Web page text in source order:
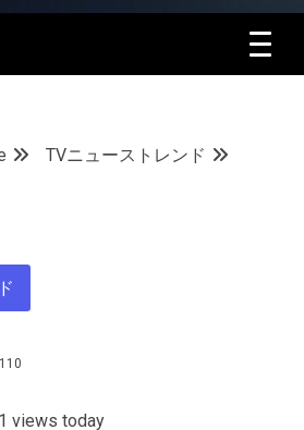
TVニューストレンド
views today